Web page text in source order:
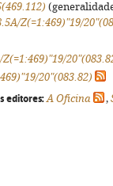
Z(=1:469)"19/
Z(=1:469)"19/
20"(083.82)
editores:A Oficina ,